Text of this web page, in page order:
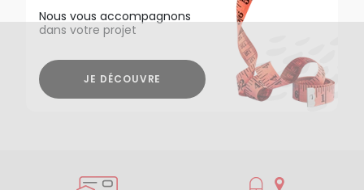
Nous vous accompagnons
dans votre projet
JE DÉCOUVRE